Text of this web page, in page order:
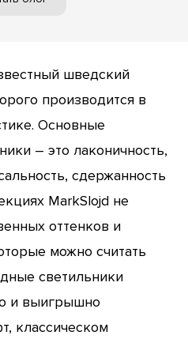
шведский
производится в
Основные
– это лаконичность,
сдержанность
MarkSlojd не
оттенков и
можно считать
светильники
и выигрышно
классическом